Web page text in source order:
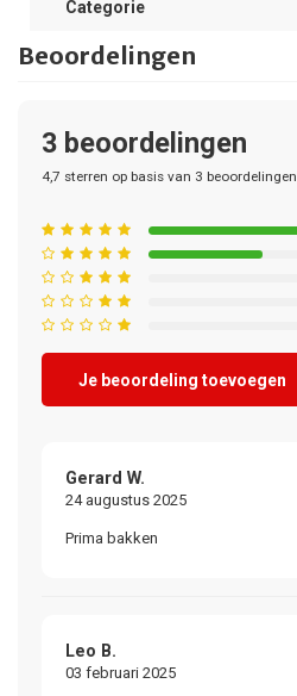
Categorie
Beoordelingen
3 beoordelingen
4,7 sterren op basis van 3 beoordelingen
Je beoordeling toevoegen
Gerard W.
24 augustus 2025
Prima bakken
Leo B.
03 februari 2025